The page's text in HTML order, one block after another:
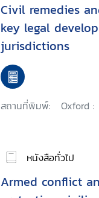
Civil remedies
key legal
jurisdictions
สถานที่พิมพ์: Oxford :
หนังสือทั่วไป
Armed conflict